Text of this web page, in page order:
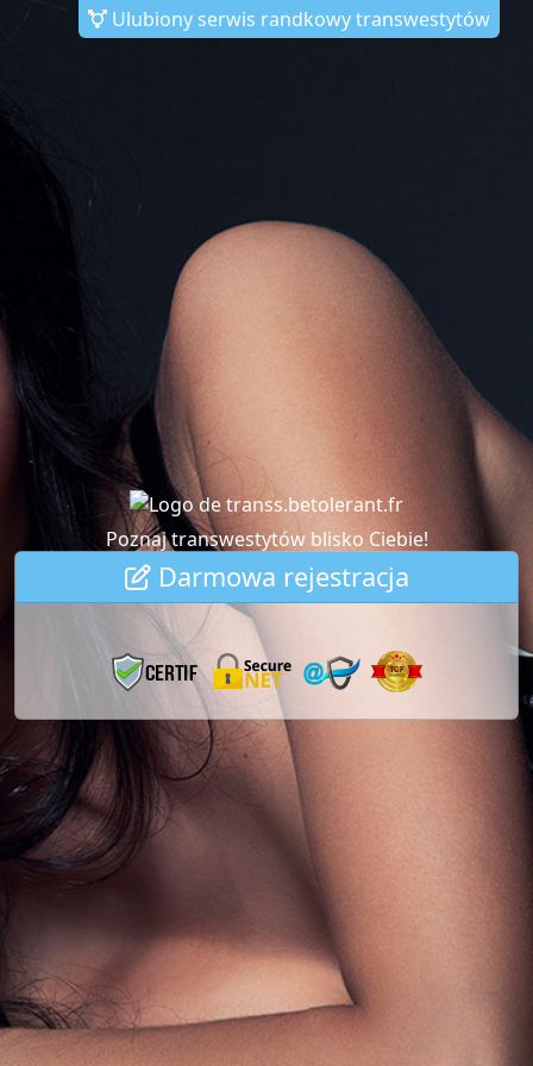
Ulubiony serwis randkowy transwestytów
Poznaj transwestytów blisko Ciebie!
Darmowa rejestracja